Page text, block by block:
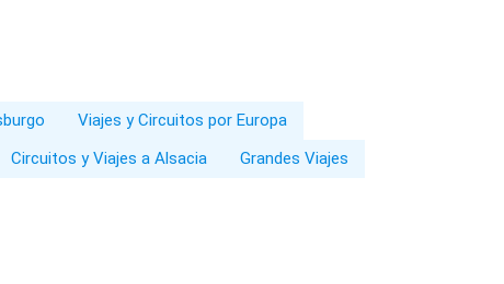
Viajes y Circuitos por Europa
Circuitos y Viajes a Alsacia
Grandes Viajes